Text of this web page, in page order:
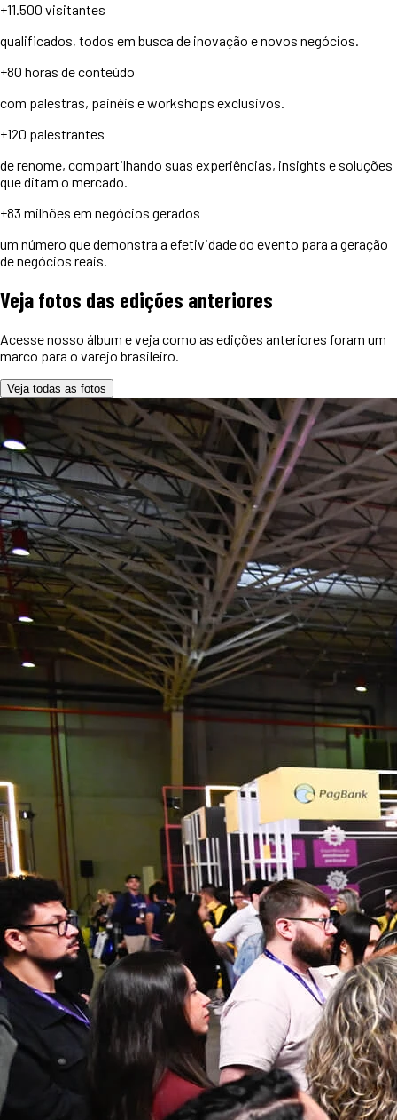
+11.500 visitantes
qualificados, todos em busca de inovação e novos negócios.
+80 horas de conteúdo
com palestras, painéis e workshops exclusivos.
+120 palestrantes
de renome, compartilhando suas experiências, insights e soluções
que ditam o mercado.
+83 milhões em negócios gerados
um número que demonstra a efetividade do evento para a geração
de negócios reais.
Veja fotos das edições anteriores
Acesse nosso álbum e veja como as edições anteriores foram um
marco para o varejo brasileiro.
Veja todas as fotos